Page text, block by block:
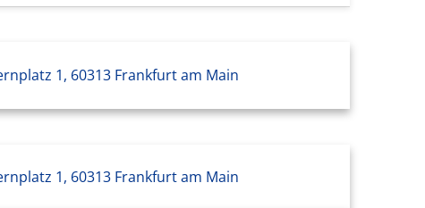
1, 60313 Frankfurt am Main
1, 60313 Frankfurt am Main